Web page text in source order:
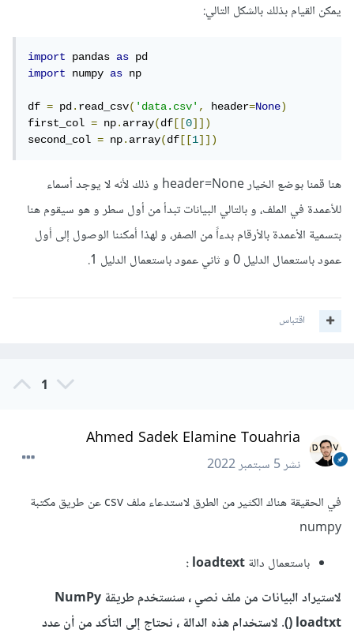
يمكن القيام بذلك بالشكل التالي:
import pandas as
import
numpy as np
df = pd.read_csv('data.csv', header=None)
first_col = np.array(df [[0]])
second_col = np.array(df [[1]])
هنا قمنا بوضع الخيار header=None و ذلك ﻷنه لا يوجد أسماء
للأعمدة في الملف، و بالتالي البيانات تبدأ من أول سطر و هو سيقوم هنا
بتسمية الأعمدة بالأرقام بدءاً من الصفر، و لهذا أمكننا الوصول إلى أول
عمود باستعمال الدليل 0 و ثاني عمود باستعمال الدليل 1.
اقتباس
1
Ahmed Sadek Elamine Touahria
نشر5 سبتمبر 2022
في الحقيقة هناك الكثير من الطرق لاستدعاء ملف csv عن طريق مكتبة
numpy
باستعمال دالةloadtext :
لاستيراد البيانات من ملف نصي ، سنستخدم طريقة NumPy
loadtxt (). لاستخدام هذه الدالة ، نحتاج إلى التأكد من أن عدد